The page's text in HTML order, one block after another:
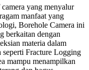
yang menyalur
manfaat yang
Borehole Camera ini
berkaitan dengan
materia dalam
seperti Fracture Logging
mampu menampilkan